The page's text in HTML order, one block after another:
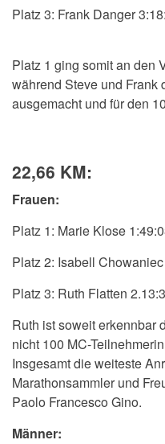
Platz 3: Frank Danger
Platz 1 ging somit an den
während Steve und Frank
ausgemacht und für den
22,66 KM:
Frauen:
Platz 1: Marie Klose
Platz 2: Isabell
Platz 3: Ruth Flatten
Ruth ist soweit erkennbar
nicht 100 MC-
Insgesamt die weiteste
Marathonsammler und
Paolo Francesco Gino.
Männer: